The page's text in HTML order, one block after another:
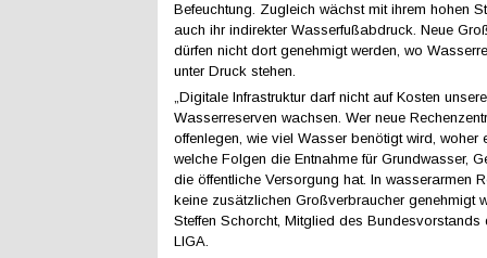
Befeuchtung. Zugleich wächst mit ihrem hohen
auch ihr indirekter Wasserfußabdruck. Neue
dürfen nicht dort genehmigt werden, wo
unter Druck stehen.
„Digitale Infrastruktur darf nicht auf Kosten
Wasserreserven wachsen. Wer neue
offenlegen, wie viel Wasser benötigt wird, woher
welche Folgen die Entnahme für Grundwasser,
die öffentliche Versorgung hat. In wasserarmen
keine zusätzlichen Großverbraucher genehmigt
Steffen Schorcht, Mitglied des Bundesvorstands
LIGA.